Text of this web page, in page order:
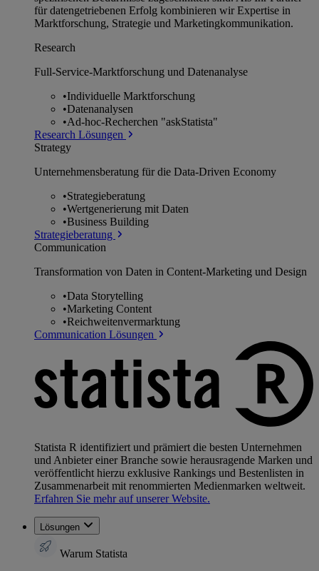
für datengetriebenen Erfolg kombinieren wir Expertise in
Marktforschung, Strategie und Marketingkommunikation.
Research
Full-Service-Marktforschung und Datenanalyse
•Individuelle Marktforschung
•Datenanalysen
•Ad-hoc-Recherchen "askStatista"
Research Lösungen
Strategy
Unternehmens­beratung für die Data-Driven Economy
•Strategieberatung
•Wertgenerierung mit Daten
•Business Building
Strategieberatung
Communication
Transformation von Daten in Content-Marketing und Design
•Data Storytelling
•Marketing Content
•Reichweitenvermarktung
Communication Lösungen
Statista R identifiziert und prämiert die besten Unternehmen
und Anbieter einer Branche sowie herausragende Marken und
veröffentlicht hierzu exklusive Rankings und Bestenlisten in
Zusammenarbeit mit renommierten Medienmarken weltweit.
Erfahren Sie mehr auf unserer Website.
Lösungen
Warum Statista